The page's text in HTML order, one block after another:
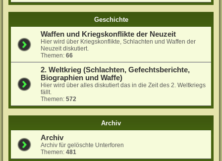
Geschichte
Waffen und Kriegskonflikte der Neuzeit
Hier wird über Kriegskonflikte, Schlachten und Waffen der
Neuzeit diskutiert.
Themen:66
2. Weltkrieg (Schlachten, Gefechtsberichte,
Biographien und Waffe)
Hier wird über alles diskutiert das in die Zeit des 2. Weltkriegs
fällt.
Themen:572
Archiv
Archiv
Archiv für gelöschte Unterforen
Themen:481